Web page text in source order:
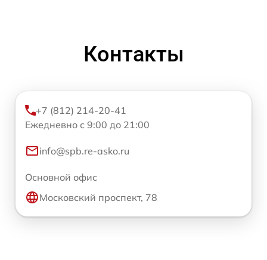
Контакты
+7 (812) 214-20-41
Ежедневно с 9:00 до 21:00
info@spb.re-asko.ru
Основной офис
Московский проспект, 78